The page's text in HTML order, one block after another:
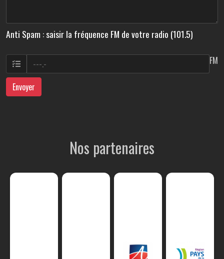
Anti Spam : saisir la fréquence FM de votre radio (101.5)
FM
Envoyer
Nos partenaires